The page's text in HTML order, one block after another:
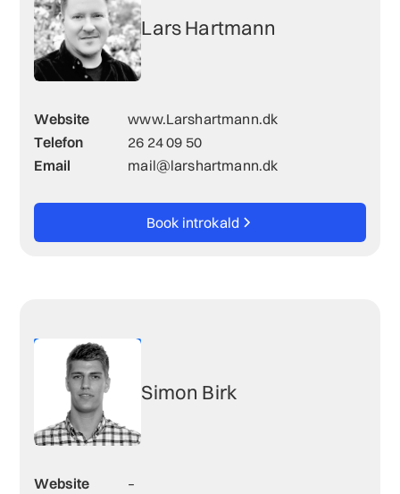
Lars Hartmann
Website
www.Larshartmann.dk
Telefon
26 24 09 50
Email
mail@larshartmann.dk
Book introkald
Simon Birk
Website
–